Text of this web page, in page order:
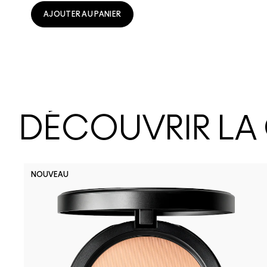
AJOUTER AU PANIER
DÉCOUVRIR
NOUVEAU